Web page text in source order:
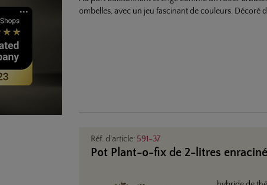
ombelles, avec un jeu fascinant de couleurs. Décoré
Réf. d'article: 591-37
Pot Plant-o-fix de 2-litres enraciné